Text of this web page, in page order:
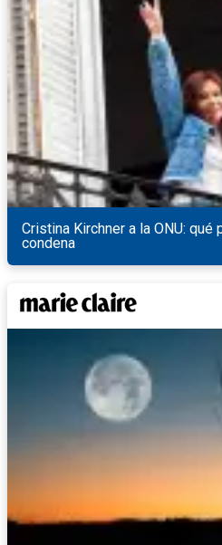
Cristina Kirchner a la ONU: qué
condena